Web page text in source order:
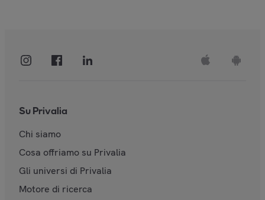
Su Privalia
Chi siamo
Cosa offriamo su Privalia
Gli universi di Privalia
Motore di ricerca